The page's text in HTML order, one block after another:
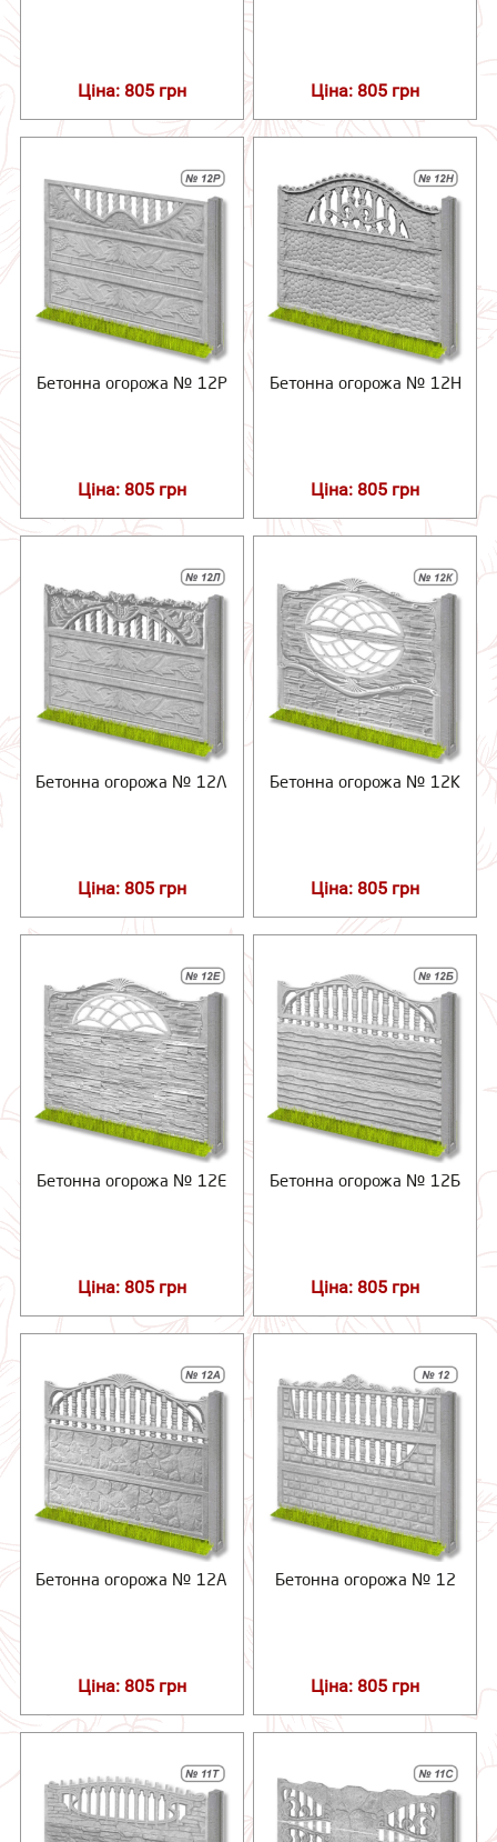
Ціна: 805 грн Ціна: 805 грн
Бетонна огорожа № 12Р
Ціна: 805 грн
Бетонна огорожа № 12Н
Ціна: 805 грн
Бетонна огорожа № 12Л
Ціна: 805 грн
Бетонна огорожа № 12К
Ціна: 805 грн
Бетонна огорожа № 12Е
Ціна: 805 грн
Бетонна огорожа № 12Б
Ціна: 805 грн
Бетонна огорожа № 12А
Ціна: 805 грн
Бетонна огорожа № 12
Ціна: 805 грн